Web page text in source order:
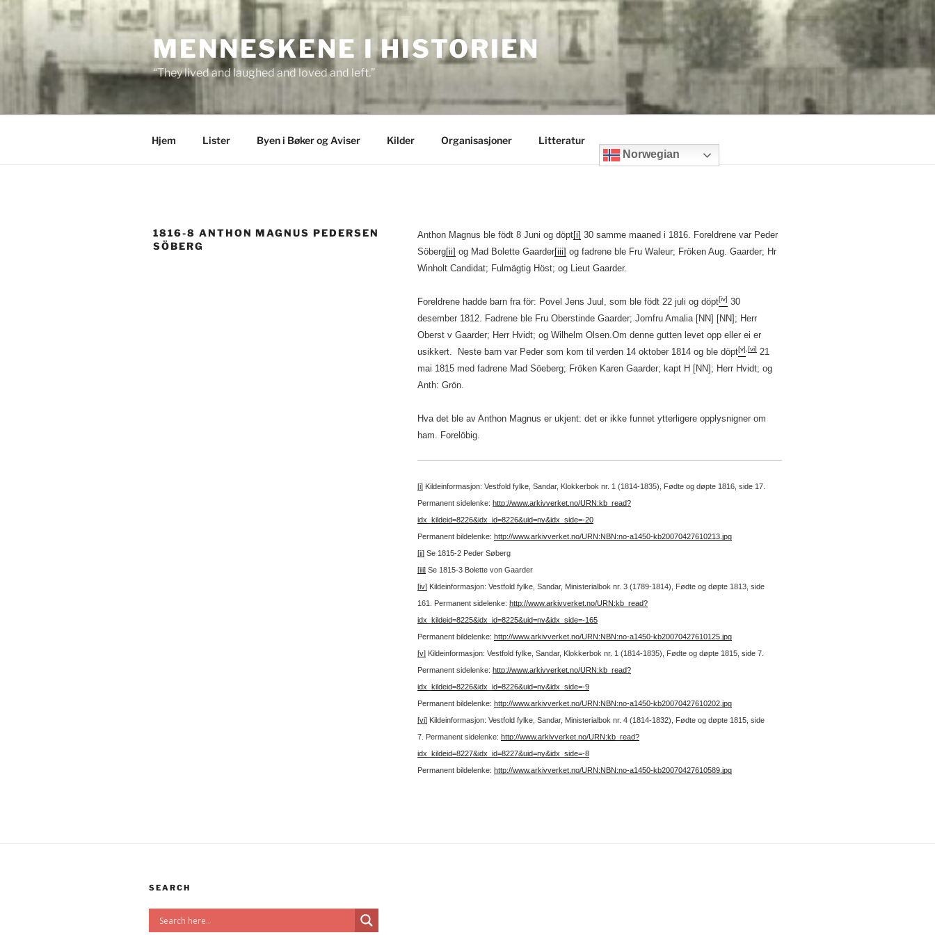
content
MENNESKENE I HISTORIEN
“They lived and laughed and loved and left.”
Hjem Lister Byen i Bøker og Aviser Kilder Organisasjoner
Litteratur
Norwegian
1816-8 ANTHON MAGNUS PEDERSEN
SÖBERG
Anthon Magnus ble födt 8 Juni og döpt[i] 30 samme maaned i 1816. Foreldrene var Peder
Söberg[ii] og Mad Bolette Gaarder[iii] og fadrene ble Fru Waleur; Fröken Aug. Gaarder; Hr
Winholt Candidat; Fulmägtig Höst; og Lieut Gaarder.
Foreldrene hadde barn fra för: Povel Jens Juul, som ble födt 22 juli og döpt[iv] 30
desember 1812. Fadrene ble Fru Oberstinde Gaarder; Jomfru Amalia [NN] [NN]; Herr
Oberst v Gaarder; Herr Hvidt; og Wilhelm Olsen.Om denne gutten levet opp eller ei er
usikkert. Neste barn var Peder som kom til verden 14 oktober 1814 og ble döpt[v] [vi]21
mai 1815 med fadrene Mad Söeberg; Fröken Karen Gaarder; kapt H [NN]; Herr Hvidt; og
Anth: Grön.
Hva det ble av Anthon Magnus er ukjent: det er ikke funnet ytterligere opplysnigner om
ham. Forelöbig.
[i]Kildeinformasjon: Vestfold fylke, Sandar, Klokkerbok nr. 1 (1814-1835), Fødte og døpte 1816, side 17.
Permanent sidelenke: http://www.arkivverket.no/URN:kb_read?
idx_kildeid=8226&idx_id=8226&uid=ny&idx_side=-20
Permanent bildelenke: http://www.arkivverket.no/URN:NBN:no-a1450-kb20070427610213.jpg
[ii]Se 1815-2 Peder Søberg
[iii]Se 1815-3 Bolette von Gaarder
[iv]Kildeinformasjon: Vestfold fylke, Sandar, Ministerialbok nr. 3 (1789-1814), Fødte og døpte 1813, side
161.
Permanent sidelenke: http://www.arkivverket.no/URN:kb_read?
idx_kildeid=8225&idx_id=8225&uid=ny&idx_side=-165
Permanent bildelenke: http://www.arkivverket.no/URN:NBN:no-a1450-kb20070427610125.jpg
[v]Kildeinformasjon: Vestfold fylke, Sandar, Klokkerbok nr. 1 (1814-1835), Fødte og døpte 1815, side 7.
Permanent sidelenke: http://www.arkivverket.no/URN:kb_read?
idx_kildeid=8226&idx_id=8226&uid=ny&idx_side=-9
Permanent bildelenke: http://www.arkivverket.no/URN:NBN:no-a1450-kb20070427610202.jpg
[vi]Kildeinformasjon: Vestfold fylke, Sandar, Ministerialbok nr. 4 (1814-1832), Fødte og døpte 1815, side
7. Permanent sidelenke: http://www.arkivverket.no/URN:kb_read?
idx_kildeid=8227&idx_id=8227&uid=ny&idx_side=-8
Permanent bildelenke: http://www.arkivverket.no/URN:NBN:no-a1450-kb20070427610589.jpg
SEARCH